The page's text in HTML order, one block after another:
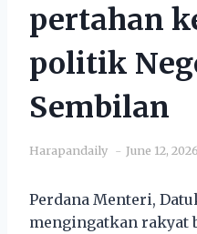
pertahan
politik
Sembilan
Harapandaily June 12, 2026
Perdana Menteri,
mengingatkan rakyat